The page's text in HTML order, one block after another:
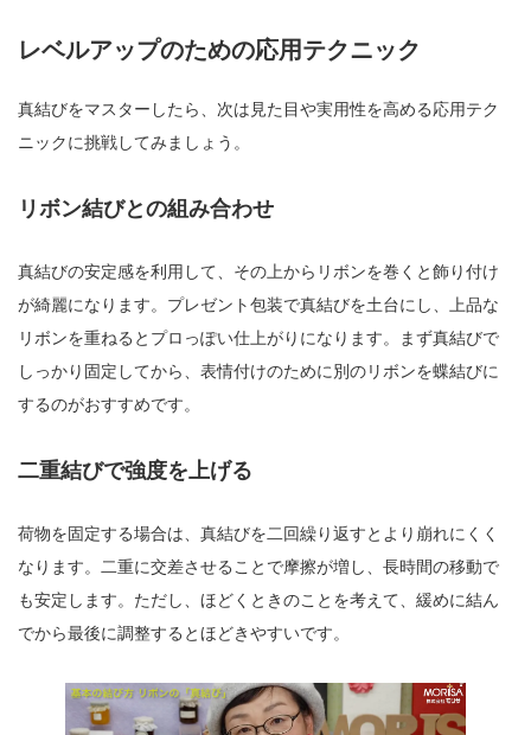
レベルアップのための応用テクニック
真結びをマスターしたら、次は見た目や実用性を高める応用テク
ニックに挑戦してみましょう。
リボン結びとの組み合わせ
真結びの安定感を利用して、その上からリボンを巻くと飾り付け
が綺麗になります。プレゼント包装で真結びを土台にし、上品な
リボンを重ねるとプロっぽい仕上がりになります。まず真結びで
しっかり固定してから、表情付けのために別のリボンを蝶結びに
するのがおすすめです。
二重結びで強度を上げる
荷物を固定する場合は、真結びを二回繰り返すとより崩れにくく
なります。二重に交差させることで摩擦が増し、長時間の移動で
も安定します。ただし、ほどくときのことを考えて、緩めに結ん
でから最後に調整するとほどきやすいです。